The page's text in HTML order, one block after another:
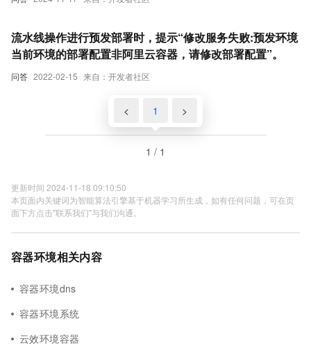
问答 2022-02-15 来自：开发者社区
流水线操作进行预发部署时，提示“修改服务失败:预发环境
当前环境的部署配置非阿里云容器，请修改部署配置”。
< 1 >
1 / 1
更新时间 2024-11-18 09:10:50
本页面内关键词为智能算法引擎基于机器学习所生成，如有任何问题，可在页
面下方点击"联系我们"与我们沟通。
容器环境相关内容
容器环境dns
容器环境系统
云效环境容器